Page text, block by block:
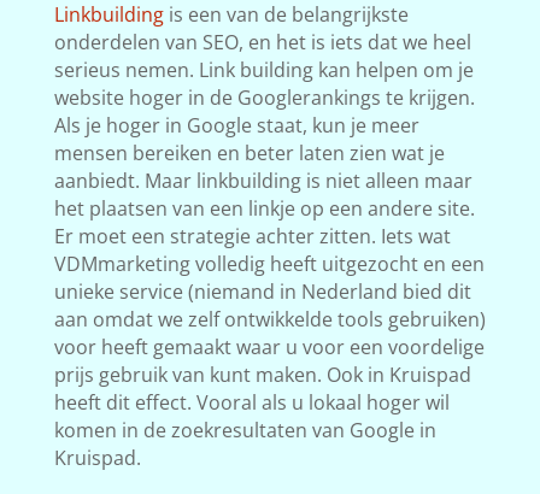
Linkbuildingis een van de belangrijkste
onderdelen van SEO, en het is iets dat we heel
serieus nemen. Link building kan helpen om je
website hoger in de Googlerankings te krijgen.
Als je hoger in Google staat, kun je meer
mensen bereiken en beter laten zien wat je
aanbiedt. Maar linkbuilding is niet alleen maar
het plaatsen van een linkje op een andere site.
Er moet een strategie achter zitten. Iets wat
VDMmarketing volledig heeft uitgezocht en een
unieke service (niemand in Nederland bied dit
aan omdat we zelf ontwikkelde tools gebruiken)
voor heeft gemaakt waar u voor een voordelige
prijs gebruik van kunt maken. Ook in Kruispad
heeft dit effect. Vooral als u lokaal hoger wil
komen in de zoekresultaten van Google in
Kruispad.